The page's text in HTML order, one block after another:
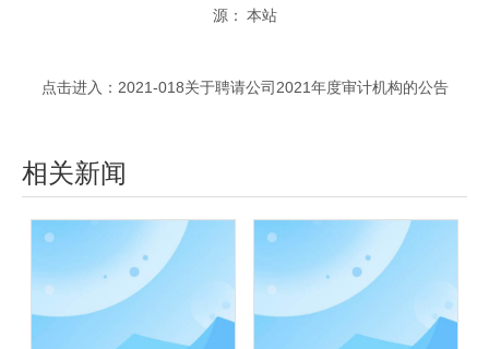
源： 本站
点击进入： 2021-018关于聘请公司2021年度审计机构的公告
相关新闻